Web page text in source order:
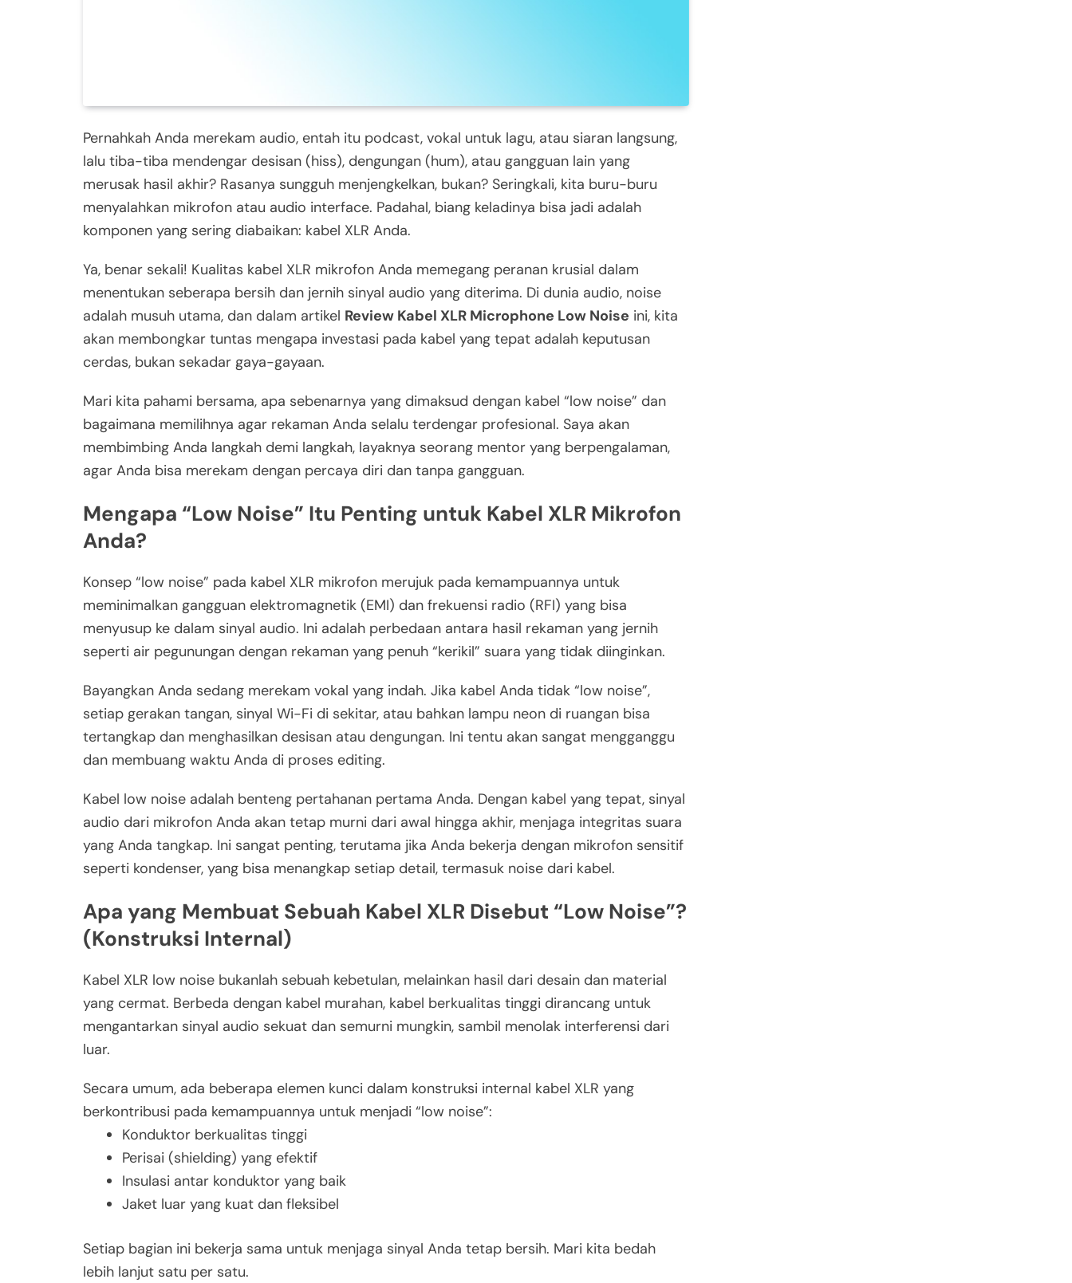
Pernahkah Anda merekam audio, entah itu podcast, vokal untuk lagu, atau siaran langsung,
lalu tiba-tiba mendengar desisan (hiss), dengungan (hum), atau gangguan lain yang
merusak hasil akhir? Rasanya sungguh menjengkelkan, bukan? Seringkali, kita buru-buru
menyalahkan mikrofon atau audio interface. Padahal, biang keladinya bisa jadi adalah
komponen yang sering diabaikan: kabel XLR Anda.
Ya, benar sekali! Kualitas kabel XLR mikrofon Anda memegang peranan krusial dalam
menentukan seberapa bersih dan jernih sinyal audio yang diterima. Di dunia audio, noise
adalah musuh utama, dan dalam artikel Review Kabel XLR Microphone Low Noise ini, kita
akan membongkar tuntas mengapa investasi pada kabel yang tepat adalah keputusan
cerdas, bukan sekadar gaya-gayaan.
Mari kita pahami bersama, apa sebenarnya yang dimaksud dengan kabel “low noise” dan
bagaimana memilihnya agar rekaman Anda selalu terdengar profesional. Saya akan
membimbing Anda langkah demi langkah, layaknya seorang mentor yang berpengalaman,
agar Anda bisa merekam dengan percaya diri dan tanpa gangguan.
Mengapa “Low Noise” Itu Penting untuk Kabel XLR Mikrofon
Anda?
Konsep “low noise” pada kabel XLR mikrofon merujuk pada kemampuannya untuk
meminimalkan gangguan elektromagnetik (EMI) dan frekuensi radio (RFI) yang bisa
menyusup ke dalam sinyal audio. Ini adalah perbedaan antara hasil rekaman yang jernih
seperti air pegunungan dengan rekaman yang penuh “kerikil” suara yang tidak diinginkan.
Bayangkan Anda sedang merekam vokal yang indah. Jika kabel Anda tidak “low noise”,
setiap gerakan tangan, sinyal Wi-Fi di sekitar, atau bahkan lampu neon di ruangan bisa
tertangkap dan menghasilkan desisan atau dengungan. Ini tentu akan sangat mengganggu
dan membuang waktu Anda di proses editing.
Kabel low noise adalah benteng pertahanan pertama Anda. Dengan kabel yang tepat, sinyal
audio dari mikrofon Anda akan tetap murni dari awal hingga akhir, menjaga integritas suara
yang Anda tangkap. Ini sangat penting, terutama jika Anda bekerja dengan mikrofon sensitif
seperti kondenser, yang bisa menangkap setiap detail, termasuk noise dari kabel.
Apa yang Membuat Sebuah Kabel XLR Disebut “Low Noise”?
(Konstruksi Internal)
Kabel XLR low noise bukanlah sebuah kebetulan, melainkan hasil dari desain dan material
yang cermat. Berbeda dengan kabel murahan, kabel berkualitas tinggi dirancang untuk
mengantarkan sinyal audio sekuat dan semurni mungkin, sambil menolak interferensi dari
luar.
Secara umum, ada beberapa elemen kunci dalam konstruksi internal kabel XLR yang
berkontribusi pada kemampuannya untuk menjadi “low noise”:
Konduktor berkualitas tinggi
Perisai (shielding) yang efektif
Insulasi antar konduktor yang baik
Jaket luar yang kuat dan fleksibel
Setiap bagian ini bekerja sama untuk menjaga sinyal Anda tetap bersih. Mari kita bedah
lebih lanjut satu per satu.